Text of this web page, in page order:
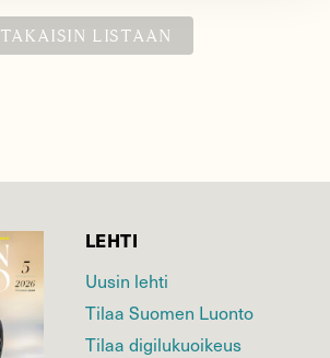
TAKAISIN LISTAAN
LEHTI
Uusin lehti
Tilaa Suomen Luonto
Tilaa digilukuoikeus